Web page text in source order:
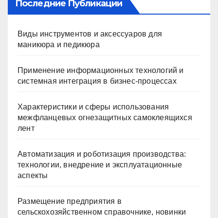
Последние Публикации
Виды инструментов и аксессуаров для
маникюра и педикюра
Применение информационных технологий и
системная интеграция в бизнес-процессах
Характеристики и сферы использования
межфланцевых огнезащитных самоклеящихся
лент
Автоматизация и роботизация производства:
технологии, внедрение и эксплуатационные
аспекты
Размещение предприятия в
сельскохозяйственном справочнике, новинки